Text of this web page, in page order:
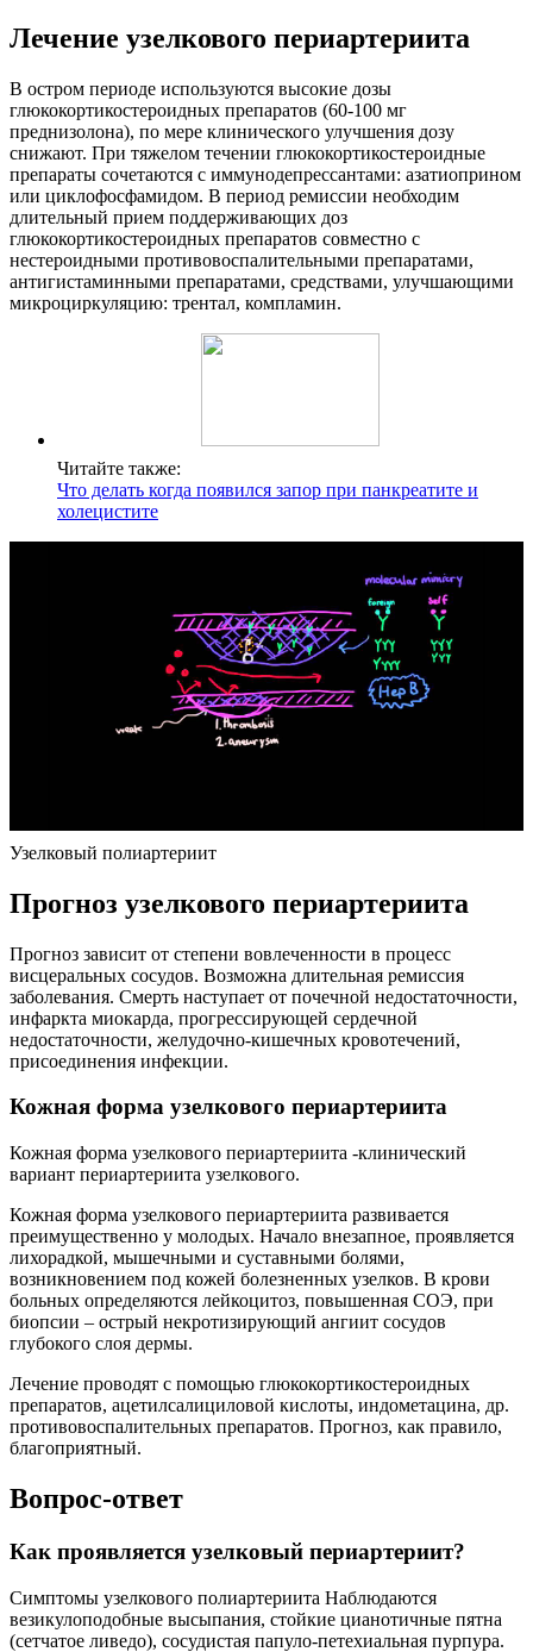
Лечение узелкового периартериита
В остром периоде используются высокие дозы
глюкокортикостероидных препаратов (60-100 мг
преднизолона), по мере клинического улучшения дозу
снижают. При тяжелом течении глюкокортикостероидные
препараты сочетаются с иммунодепрессантами: азатиоприном
или циклофосфамидом. В период ремиссии необходим
длительный прием поддерживающих доз
глюкокортикостероидных препаратов совместно с
нестероидными противовоспалительными препаратами,
антигистаминными препаратами, средствами, улучшающими
микроциркуляцию: трентал, компламин.
Читайте также:
Что делать когда появился запор при панкреатите и
холецистите
Узелковый полиартериит
Прогноз узелкового периартериита
Прогноз зависит от степени вовлеченности в процесс
висцеральных сосудов. Возможна длительная ремиссия
заболевания. Смерть наступает от почечной недостаточности,
инфаркта миокарда, прогрессирующей сердечной
недостаточности, желудочно-кишечных кровотечений,
присоединения инфекции.
Кожная форма узелкового периартериита
Кожная форма узелкового периартериита -клинический
вариант периартериита узелкового.
Кожная форма узелкового периартериита развивается
преимущественно у молодых. Начало внезапное, проявляется
лихорадкой, мышечными и суставными болями,
возникновением под кожей болезненных узелков. В крови
больных определяются лейкоцитоз, повышенная СОЭ, при
биопсии – острый некротизирующий ангиит сосудов
глубокого слоя дермы.
Лечение проводят с помощью глюкокортикостероидных
препаратов, ацетилсалициловой кислоты, индометацина, др.
противовоспалительных препаратов. Прогноз, как правило,
благоприятный.
Вопрос-ответ
Как проявляется узелковый периартериит?
Симптомы узелкового полиартериита Наблюдаются
везикулоподобные высыпания, стойкие цианотичные пятна
(сетчатое ливедо), сосудистая папуло-петехиальная пурпура.